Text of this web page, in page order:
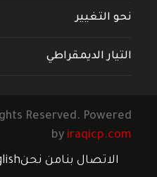
نحو التغيير
التيار الديمقراطي
Reserved. Powered
by iraqicp.com
الاتصال بنامن نحن